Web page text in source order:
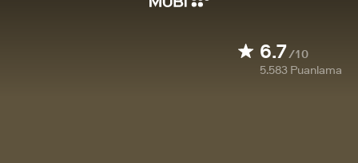
6.7/10
5.583 Puanlama